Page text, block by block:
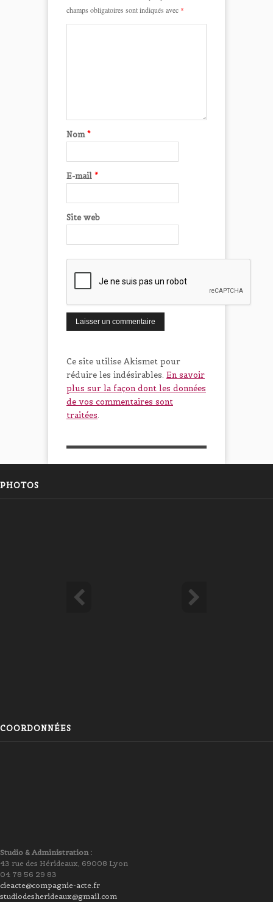
champs obligatoires sont indiqués avec *
Nom*
E-mail *
Site web
Ce site utilise Akismet pour
réduire les indésirables. En savoir
plus sur la façon dont les données
de vos commentaires sont
traitées.
PHOTOS
COORDONNÉES
Studio & Administration :
43 rue des Hérideaux, 69008 Lyon
04 78 56 29 83
cieacte@compagnie-acte.fr
studiodesherideaux@gmail.com